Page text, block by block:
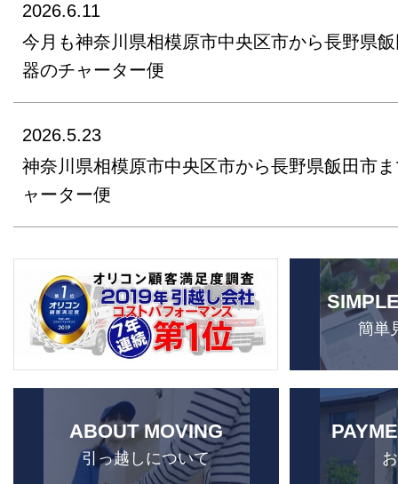
2026.6.11
今月も神奈川県相模原市中央区市から長野県
器のチャーター便
2026.5.23
神奈川県相模原市中央区市から長野県飯田市
ャーター便
簡単
ABOUT MOVING
引っ越しについて